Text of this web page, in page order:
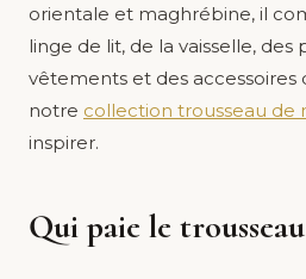
orientale et maghrébine, il
linge de lit, de la vaisselle, des
vêtements et des accessoires
notre collection trousseau de
inspirer.
Qui paie le